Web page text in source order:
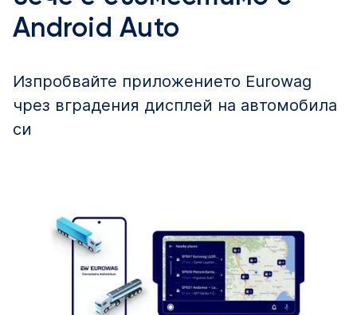
Android Auto
Изпробвайте приложението Eurowag
чрез вградения дисплей на автомобила
си